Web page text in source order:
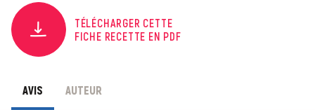
TÉLÉCHARGER CETTE
FICHE RECETTE EN PDF
AVIS AUTEUR